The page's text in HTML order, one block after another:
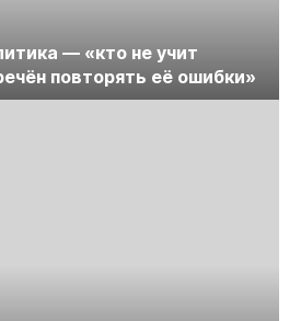
— «кто не учит
повторять её ошибки»